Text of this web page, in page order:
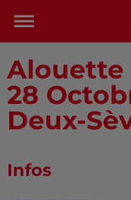
Alouette
28
Deux-
Infos